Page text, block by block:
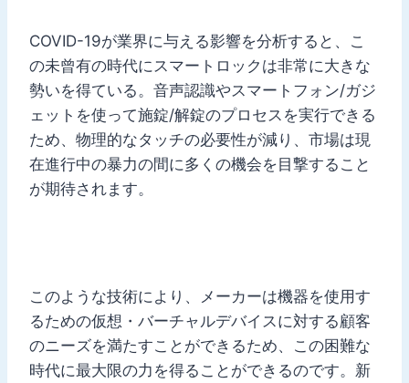
COVID-19が業界に与える影響を分析すると、こ
の未曾有の時代にスマートロックは非常に大きな
勢いを得ている。音声認識やスマートフォン/ガジ
ェットを使って施錠/解錠のプロセスを実行できる
ため、物理的なタッチの必要性が減り、市場は現
在進行中の暴力の間に多くの機会を目撃すること
が期待されます。
このような技術により、メーカーは機器を使用す
るための仮想・バーチャルデバイスに対する顧客
のニーズを満たすことができるため、この困難な
時代に最大限の力を得ることができるのです。新